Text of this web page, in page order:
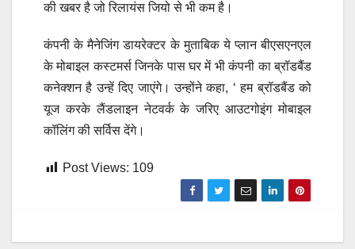
की खबर है जो रिलायंस जियो से भी कम है।
कंपनी के मैनेजिंग डायरेक्टर के मुताबिक ये प्लान बीएसएनएल
के मोबाइल कस्टमर्स जिनके पास घर में भी कंपनी का ब्रॉडबैंड
कनेक्शन है उन्हें दिए जाएंगे। उन्होंने कहा, ‘ हम ब्रॉडबैंड को
यूज करके लैंडलाइन नेटवर्क के जरिए आउटगोइंग मोबाइल
कॉलिंग की सर्विस देंगे।
Post Views: 109